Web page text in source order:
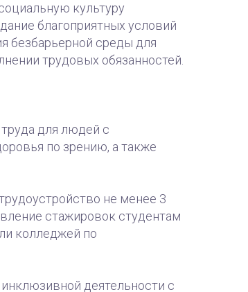
культуру
благоприятных условий
безбарьерной среды для
трудовых обязанностей.
для людей с
по зрению, а также
не менее 3
стажировок студентам
колледжей по
деятельности с